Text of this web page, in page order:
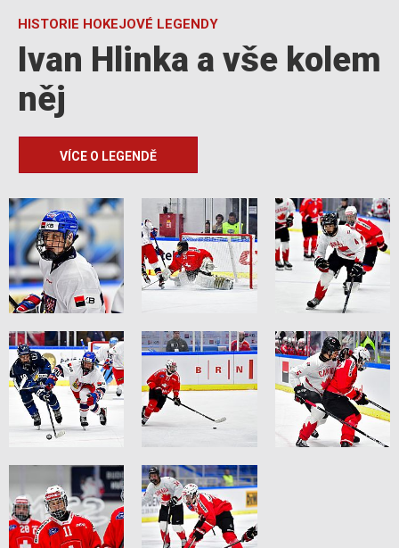
HISTORIE HOKEJOVÉ LEGENDY
Ivan Hlinka a vše kolem
něj
VÍCE O LEGENDĚ